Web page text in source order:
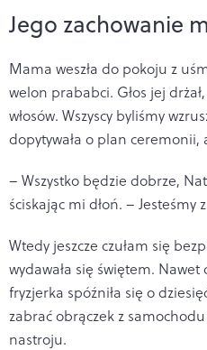
Jego zachowanie
Mama weszła do pokoju z
welon prababci. Głos jej
włosów. Wszyscy byliśmy
dopytywała o plan ceremonii,
– Wszystko będzie dobrze,
ściskając mi dłoń. – Jesteśmy
Wtedy jeszcze czułam się
wydawała się świętem.
fryzjerka spóźniła się o
zabrać obrączek z
nastroju.